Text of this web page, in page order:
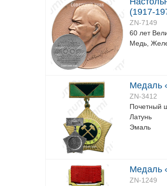
(1917-
ZN-7149
60 лет
Медь,
Медаль
ZN-3412
Почетный
Латунь
Эмаль
Медаль
ZN-1249